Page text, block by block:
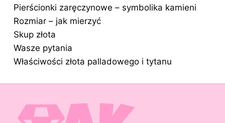
Pierścionki zaręczynowe – symbolika kamieni
Rozmiar – jak mierzyć
Skup złota
Wasze pytania
Właściwości złota palladowego i tytanu